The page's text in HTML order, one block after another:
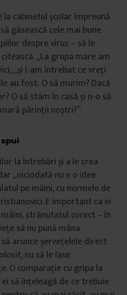
cabinetul școlar împreună
găsească cele mai bune
despre virus – să le
„La grupa mare am
„și i-am întrebat ce vreți
au fost: O să murim? Dacă
O să stăm în casă și n-o să
părinții noștri?”
la întrebări și a le crea
„niciodată nu e o idee
pe mâini, cu normele de
E important ca ei
strănutatul corect – în
să nu pună mâna
arunce șervețelele direct
nu să le lase
O comparație cu gripa la
să înțeleagă de ce trebuie